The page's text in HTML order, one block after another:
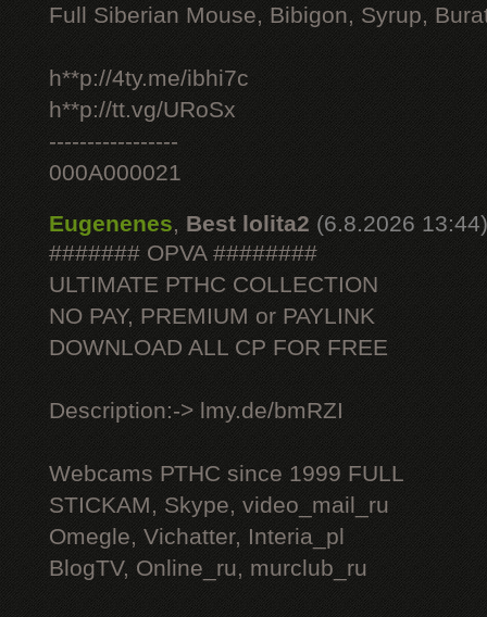
Full Siberian Mouse, Bibigon, Syrup,
h**p://4ty.me/ibhi7c
h**p://tt.vg/URoSx
-----------------
000A000021
Eugenenes, Best lolita2 (6.8.2026 13:44)
####### OPVA ########
ULTIMATE РТНС COLLECTION
NO PAY, PREMIUM or PAYLINK
DOWNLOAD ALL СР FOR FREE
Description:-> lmy.de/bmRZI
Webcams РТНС since 1999 FULL
STICKAM, Skype, video_mail_ru
Omegle, Vichatter, Interia_pl
BlogTV, Online_ru, murclub_ru